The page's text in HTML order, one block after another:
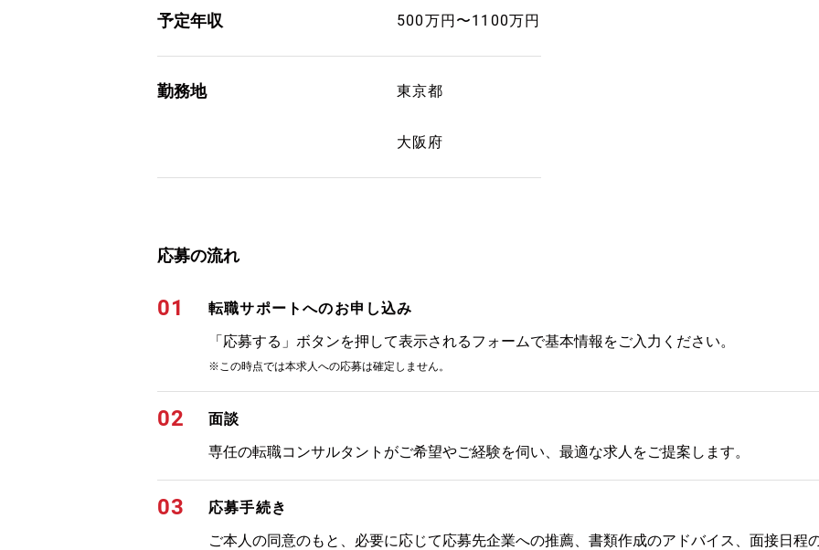
予定年収 500万円〜1100万円
勤務地 東京都
大阪府
応募の流れ
01
転職サポートへのお申し込み
「応募する」ボタンを押して表示されるフォームで基本情報をご入力ください。
※この時点では本求人への応募は確定しません。
02
面談
専任の転職コンサルタントがご希望やご経験を伺い、最適な求人をご提案します。
03
応募手続き
ご本人の同意のもと、必要に応じて応募先企業への推薦、書類作成のアドバイス、面接日程